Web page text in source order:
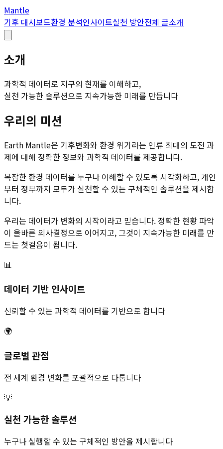
Mantle
기후 대시보드환경 분석인사이트실천 방안전체 글소개
소개
과학적 데이터로 지구의 현재를 이해하고,
실천 가능한 솔루션으로 지속가능한 미래를 만듭니다
우리의 미션
Earth Mantle은 기후변화와 환경 위기라는 인류 최대의 도전 과
제에 대해 정확한 정보와 과학적 데이터를 제공합니다.
복잡한 환경 데이터를 누구나 이해할 수 있도록 시각화하고, 개인
부터 정부까지 모두가 실천할 수 있는 구체적인 솔루션을 제시합
니다.
우리는 데이터가 변화의 시작이라고 믿습니다. 정확한 현황 파악
이 올바른 의사결정으로 이어지고, 그것이 지속가능한 미래를 만
드는 첫걸음이 됩니다.
📊
데이터 기반 인사이트
신뢰할 수 있는 과학적 데이터를 기반으로 합니다
🌍
글로벌 관점
전 세계 환경 변화를 포괄적으로 다룹니다
💡
실천 가능한 솔루션
누구나 실행할 수 있는 구체적인 방안을 제시합니다